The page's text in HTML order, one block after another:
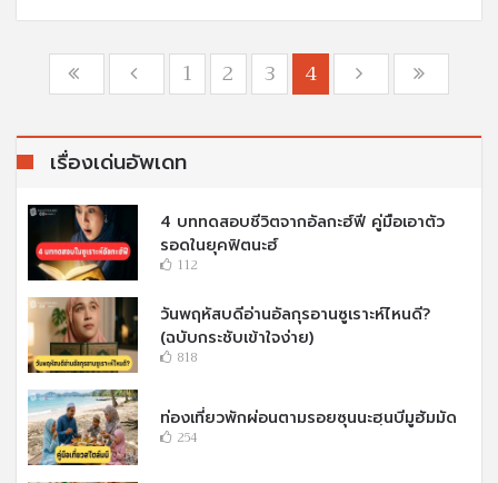
1 2 3 4
เรื่องเด่นอัพเดท
4 บททดสอบชีวิตจากอัลกะฮ์ฟี คู่มือเอาตัว
รอดในยุคฟิตนะฮ์
112
วันพฤหัสบดีอ่านอัลกุรอานซูเราะห์ไหนดี?
(ฉบับกระชับเข้าใจง่าย)
818
ท่องเที่ยวพักผ่อนตามรอยซุนนะฮฺนบีมูฮัมมัด
254